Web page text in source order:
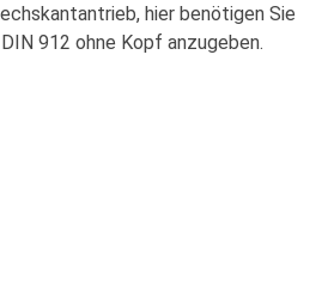
hier benötigen Sie
912 ohne Kopf anzugeben.